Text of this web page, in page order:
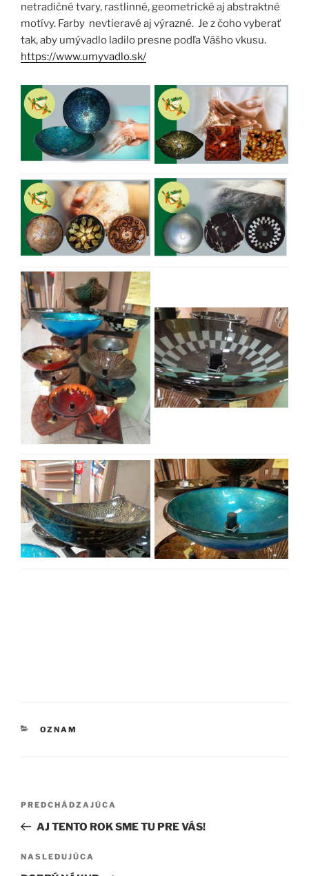
netradičné tvary, rastlinné, geometrické aj abstraktné
motívy. Farby nevtieravé aj výrazné. Je z čoho vyberať
tak, aby umývadlo ladilo presne podľa Vášho vkusu.
https://www.umyvadlo.sk/
KATEGÓRIE
OZNAM
Navigácia
článku
Predchádzajúci
článok
PREDCHÁDZAJÚCA
AJ TENTO ROK SME TU PRE VÁS!
Ďalší
NASLEDUJÚCA